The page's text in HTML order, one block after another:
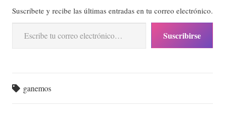
Suscríbete y recibe las últimas entradas en tu correo electrónico.
Escribe tu correo electrónico…
Suscribirse
ganemos